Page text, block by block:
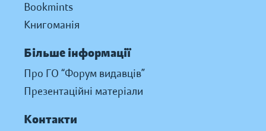
Bookmints
Книгоманія
Більше інформації
Про ГО “Форум видавців”
Презентаційні матеріали
Контакти